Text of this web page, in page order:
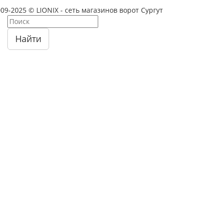
2025 © LIONIX - сеть магазинов ворот Сургут
Найти